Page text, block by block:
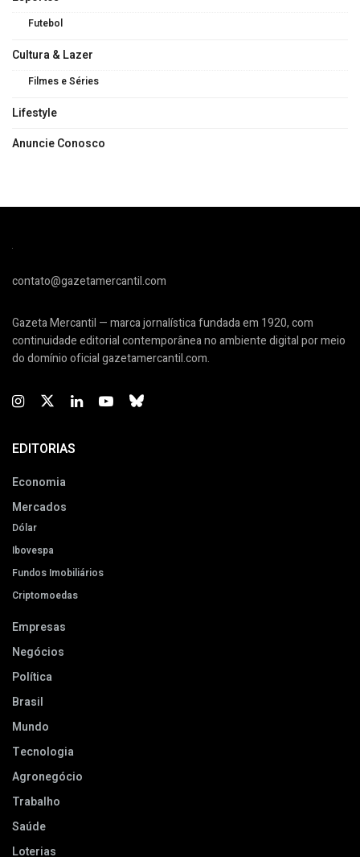
Futebol
Cultura & Lazer
Filmes e Séries
Lifestyle
Anuncie Conosco
contato@gazetamercantil.com
Gazeta Mercantil — marca jornalística fundada em 1920, com
continuidade editorial contemporânea no ambiente digital por meio
do domínio oficial gazetamercantil.com.
EDITORIAS
Economia
Mercados
Dólar
Ibovespa
Fundos Imobiliários
Criptomoedas
Empresas
Negócios
Política
Brasil
Mundo
Tecnologia
Agronegócio
Trabalho
Saúde
Loterias